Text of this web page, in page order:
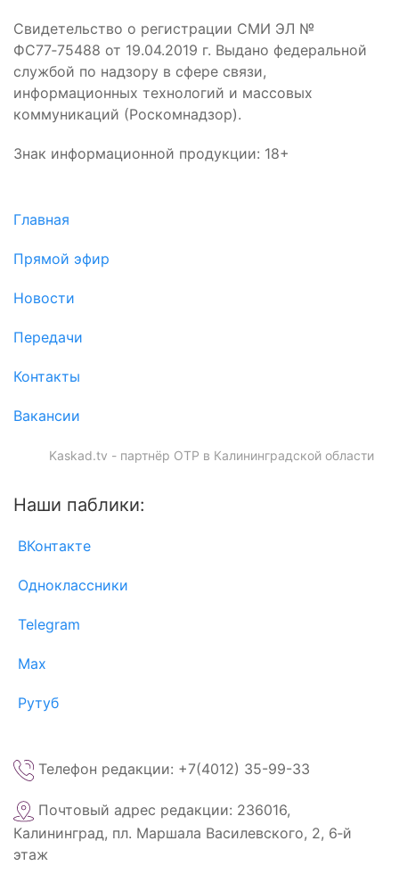
Свидетельство о регистрации СМИ ЭЛ №
ФС77‑75488 от 19.04.2019 г. Выдано федеральной
службой по надзору в сфере связи,
информационных технологий и массовых
коммуникаций (Роскомнадзор).
Знак информационной продукции: 18+
Главная
Прямой эфир
Новости
Передачи
Контакты
Вакансии
Kaskad.tv - партнёр ОТР в Калининградской области
Наши паблики:
ВКонтакте
Одноклассники
Telegram
Max
Рутуб
Телефон редакции: +7(4012) 35-99-33
Почтовый адрес редакции: 236016,
Калининград, пл. Маршала Василевского, 2, 6‑й
этаж